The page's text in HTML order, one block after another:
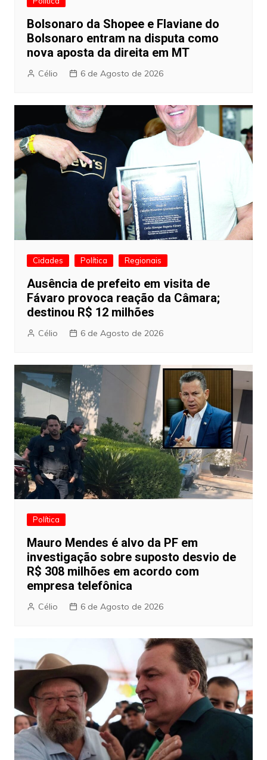
Bolsonaro da Shopee e Flaviane do
Bolsonaro entram na disputa como
nova aposta da direita em MT
Célio 6 de Agosto de 2026
Cidades Política Regionais
Ausência de prefeito em visita de
Fávaro provoca reação da Câmara;
destinou R$ 12 milhões
Célio 6 de Agosto de 2026
Política
Mauro Mendes é alvo da PF em
investigação sobre suposto desvio de
R$ 308 milhões em acordo com
empresa telefônica
Célio 6 de Agosto de 2026